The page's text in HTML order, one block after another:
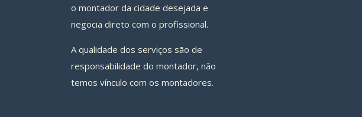
o montador da cidade desejada e
negocia direto com o profissional.
A qualidade dos serviços são de
responsabilidade do montador, não
temos vínculo com os montadores.